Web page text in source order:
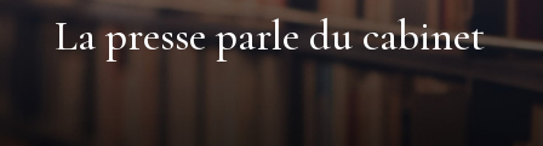
La presse parle du cabinet